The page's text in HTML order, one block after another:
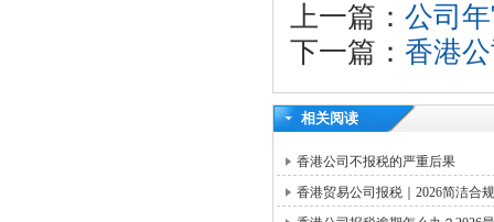
上一篇： 公司
下一篇： 香港
相关阅读
香港公司不报税的严重后果
香港贸易公司报税｜2026简洁合